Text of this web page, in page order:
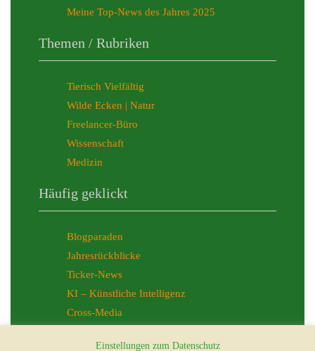
Meine Top-News des Jahres 2025
Themen / Rubriken
Tierisch Vielfältig
Wilde Ecken | Natur
Freelancer-Büro
Wissenschaft
Medizin
Häufig geklickt
Blogparaden
Jahresrückblicke
Ticker-News
KI – Künstliche Intelligenz
Cross-Media
AllgemeinesEinstellungen zum Datenschutz